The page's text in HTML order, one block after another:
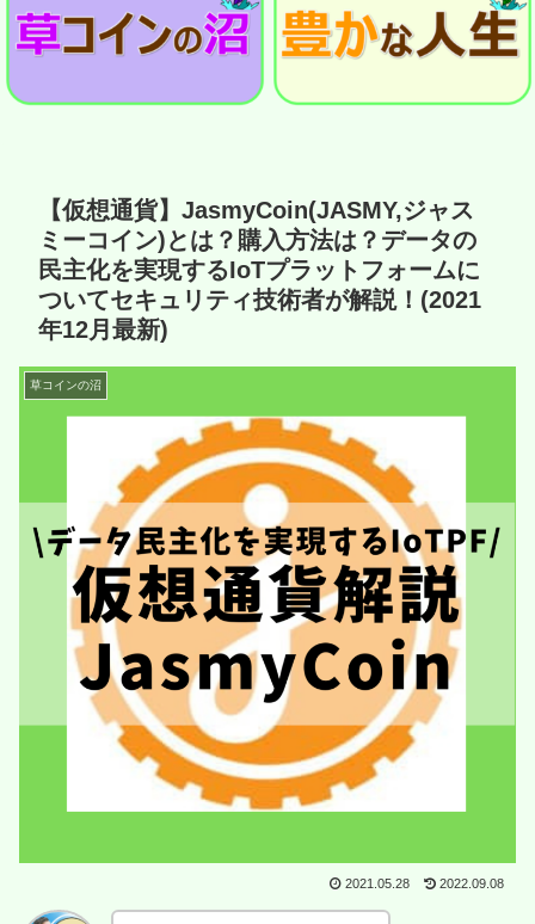
【仮想通貨】JasmyCoin(JASMY,ジャス
ミーコイン)とは？購入方法は？データの
民主化を実現するIoTプラットフォームに
ついてセキュリティ技術者が解説！(2021
年12月最新)
草コインの沼
2021.05.28 2022.09.08